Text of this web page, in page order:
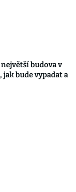
budova v
bude vypadat a